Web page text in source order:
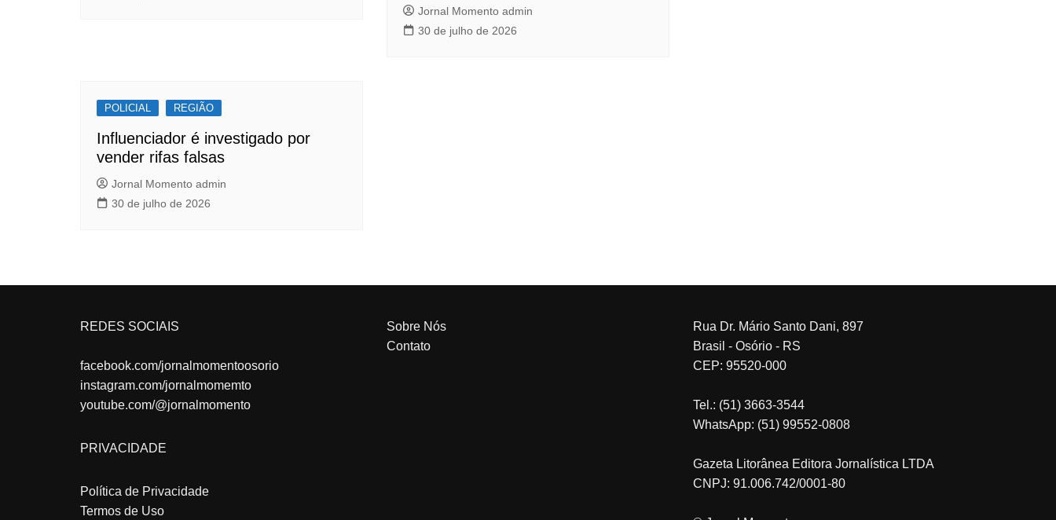
Jornal Momento admin
30 de julho de 2026
POLICIAL REGIÃO
Influenciador é investigado por
vender rifas falsas
Jornal Momento admin
30 de julho de 2026
REDES SOCIAIS
facebook.com/jornalmomentoosorio
instagram.com/jornalmomemto
youtube.com/@jornalmomento
PRIVACIDADE
Política de Privacidade
Termos de Uso
Sobre Nós
Contato
Rua Dr. Mário Santo Dani, 897
Brasil - Osório - RS
CEP: 95520-000
Tel.: (51) 3663-3544
WhatsApp: (51) 99552-0808
Gazeta Litorânea Editora Jornalística LTDA
CNPJ: 91.006.742/0001-80